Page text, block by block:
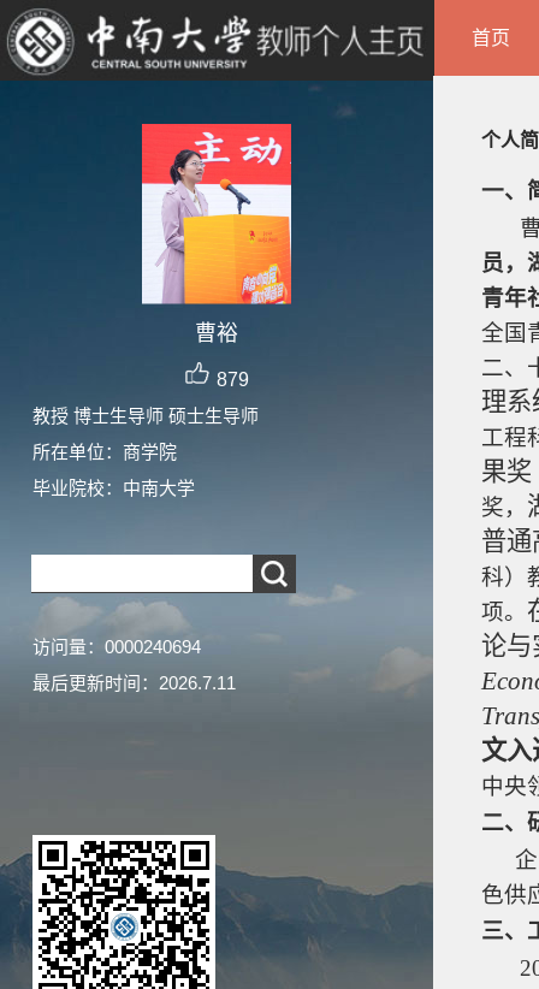
曹裕
879
教授 博士生导师 硕士生导师
所在单位：商学院
毕业院校：中南大学
访问量： 0000240694
最后更新时间： 2026.7.11
首页
个人
一、
员，
青年
全国
二、
理系
工程
果奖
奖，
普通
科）
项。
论与
文入
中央
二、
色供
三、